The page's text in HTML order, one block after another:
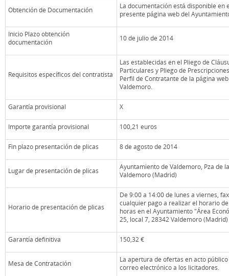
Obtención de Documentación
La documentación está disponible en
presente página web del
Inicio Plazo obtención
documentación
10 de julio de 2014
Requisitos específicos del contratista
Las establecidas en el Pliego de
Particulares y Pliego de
Perfil de Contratante de la página
Valdemoro.
Garantía provisional X
Importe garantía provisional 100,21 euros
Fin plazo presentación de plicas 8 de agosto de 2014
Lugar de presentación de plicas
Ayuntamiento de Valdemoro, Pza de
Valdemoro (Madrid)
Horario de presentación de plicas
De 9:00 a 14:00 de lunes a viernes,
cualquier pago a realizar el horario
horas en el Ayuntamiento "Área
25, local 7, 28342 Valdemoro (Madrid)
Garantía definitiva 150,32 €
Mesa de Contratación
La apertura de ofertas en acto
correo electrónico a los licitadores.